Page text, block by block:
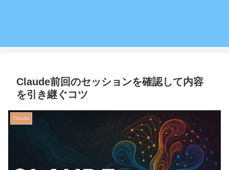
Claude前回のセッションを確認して内容
を引き継ぐコツ
Claude